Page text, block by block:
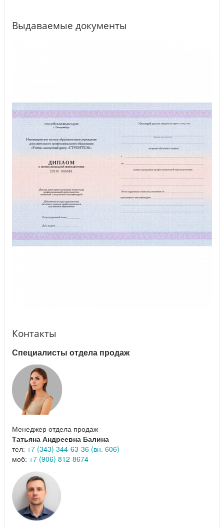
Выдаваемые документы
Контакты
Специалисты отдела продаж
Менеджер отдела продаж
Татьяна Андреевна Балина
тел: +7 (343) 344-63-36 (вн. 606)
моб: +7 (906) 812-8674